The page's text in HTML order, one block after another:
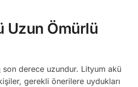
Uzun Ömürlü
son derece uzundur. Lityum akü
gerekli önerilere uydukları